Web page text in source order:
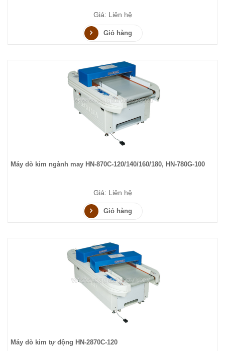
Giá: Liên hệ
Giỏ hàng
Máy dò kim ngành may HN-870C-120/140/160/180, HN-780G-100
Giá: Liên hệ
Giỏ hàng
Máy dò kim tự động HN-2870C-120